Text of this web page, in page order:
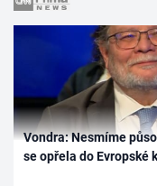
Vondra: Nesmíme
se opřela do Evropské